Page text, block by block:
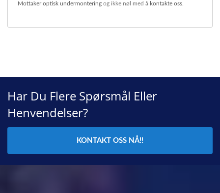
Mottaker optisk undermontering og ikke nøl med å kontakte oss
Har Du Flere Spørsmål Eller
Henvendelser?
KONTAKT OSS NÅ!!